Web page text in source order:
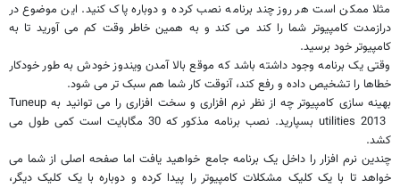
مثلا ممکن است هر روز چند برنامه نصب کرده و دوباره پاک کنید. این موضوع در
درازمدت کامپیوتر شما را کند می کند و به همین خاطر وقت کم می آورید تا به
کامپیوتر خود برسید.
وقتی یک برنامه وجود داشته باشد که موقع بالا آمدن ویندوز خودش به طور خودکار
خطاها را تشخیص داده و رفع کند، آنوقت کار شما هم سبک تر می شود.
بهینه سازی کامپیوتر چه از نظر نرم افزاری و سخت افزاری را می توانید به Tuneup
utilities 2013
بسپارید. نصب برنامه مذکور که 30 مگابایت است کمی طول می
کشد.
چندین نرم افزار را داخل یک برنامه جامع خواهید یافت اما صفحه اصلی از شما می
خواهد تا با یک کلیک مشکلات کامپیوتر را پیدا کرده و دوباره با یک کلیک دیگر،